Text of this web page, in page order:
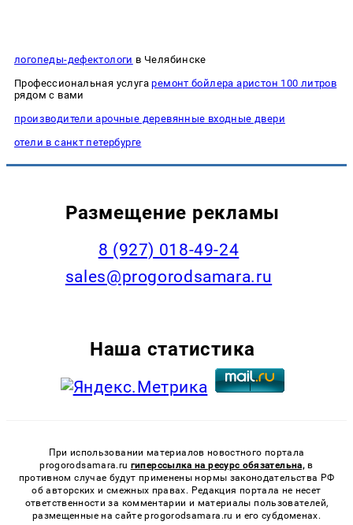
логопеды-дефектологи в Челябинске
Профессиональная услугаремонт бойлера аристон 100 литров
рядом с вами
производители арочные деревянные входные двери
отели в санкт петербурге
Размещение рекламы
8 (927) 018-49-24
sales@progorodsamara.ru
Наша статистика
При использовании материалов новостного портала
progorodsamara.ru гиперссылка на ресурс обязательна, в
противном случае будут применены нормы законодательства РФ
об авторских и смежных правах. Редакция портала не несет
ответственности за комментарии и материалы пользователей,
размещенные на сайте progorodsamara.ru и его субдоменах.